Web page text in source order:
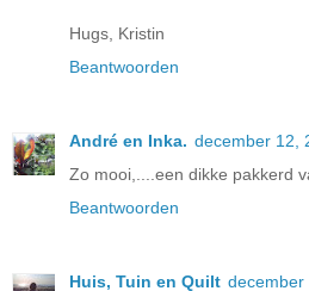
Hugs, Kristin
Beantwoorden
André en Inka. december 12,
Zo mooi,....een dikke pakkerd
Beantwoorden
Huis, Tuin en Quilt december